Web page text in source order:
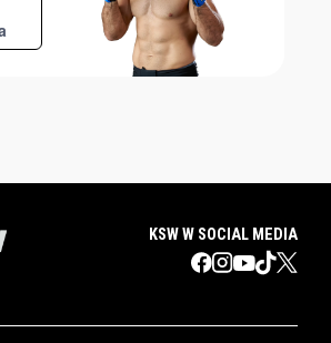
KSW W SOCIAL MEDIA